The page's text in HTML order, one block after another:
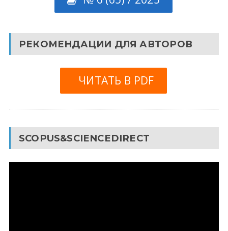
РЕКОМЕНДАЦИИ ДЛЯ АВТОРОВ
ЧИТАТЬ В PDF
SCOPUS&SCIENCEDIRECT